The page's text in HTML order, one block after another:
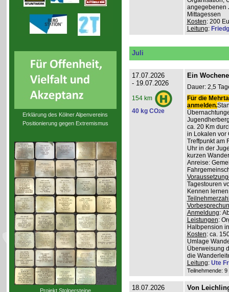
Erklärung des Kölner Alpenvereins
Positionierung gegen Extremismus
Projekt Stolpersteine
angegebenen
Mittagessen
Kosten: 200
Leitung:
Juli
17.07.2026
- 19.07.2026
154 km
40 kg CO2e
Ein
Dauer: 2,5
Für die
anmelden.
ca. 20 Km
in Lokalen vor
Treffpunkt am
Uhr in der
kurzen
Anreise:
Tagestouren
Kennen
Anmeldung:
Leistungen:
Halbpension
Kosten: ca.
Umlage
Überweisung
die
Leitung: Ute
Teilnehmende:
18.07.2026 Von